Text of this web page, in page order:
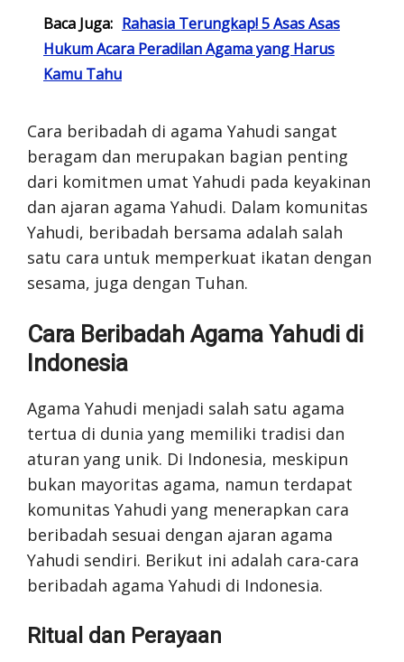
Baca Juga: Rahasia Terungkap! 5 Asas Asas
Hukum Acara Peradilan Agama yang Harus
Kamu Tahu
Cara beribadah di agama Yahudi sangat
beragam dan merupakan bagian penting
dari komitmen umat Yahudi pada keyakinan
dan ajaran agama Yahudi. Dalam komunitas
Yahudi, beribadah bersama adalah salah
satu cara untuk memperkuat ikatan dengan
sesama, juga dengan Tuhan.
Cara Beribadah Agama Yahudi di
Indonesia
Agama Yahudi menjadi salah satu agama
tertua di dunia yang memiliki tradisi dan
aturan yang unik. Di Indonesia, meskipun
bukan mayoritas agama, namun terdapat
komunitas Yahudi yang menerapkan cara
beribadah sesuai dengan ajaran agama
Yahudi sendiri. Berikut ini adalah cara-cara
beribadah agama Yahudi di Indonesia.
Ritual dan Perayaan